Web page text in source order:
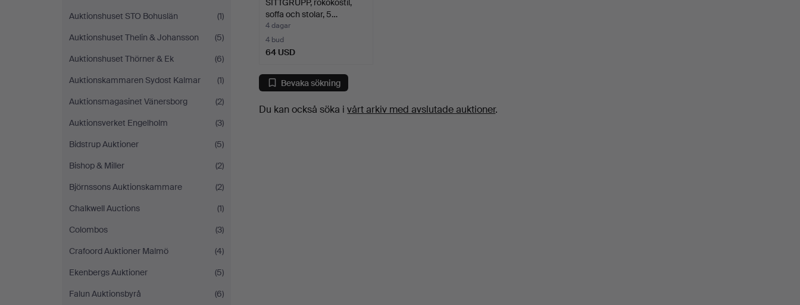
Auktionshuset STO Bohuslän
(1)
Auktionshuset Thelin & Johansson
(5)
Auktionshuset Thörner & Ek
(6)
Auktionskammaren Sydost Kalmar
(1)
Auktionsmagasinet Vänersborg
(2)
Auktionsverket Engelholm
(3)
Bidstrup Auktioner
(5)
Bishop & Miller
(2)
Björnssons Auktionskammare
(2)
Chalkwell Auctions
(1)
Colombos
(3)
Crafoord Auktioner Malmö
(4)
Ekenbergs Auktioner
(5)
Falun Auktionsbyrå
(6)
SITTGRUPP, rokokostil,
soffa och stolar, 5…
4 dagar
4 bud
64 USD
Bevaka sökning
Du kan också söka ivårt arkiv med avslutade auktioner.